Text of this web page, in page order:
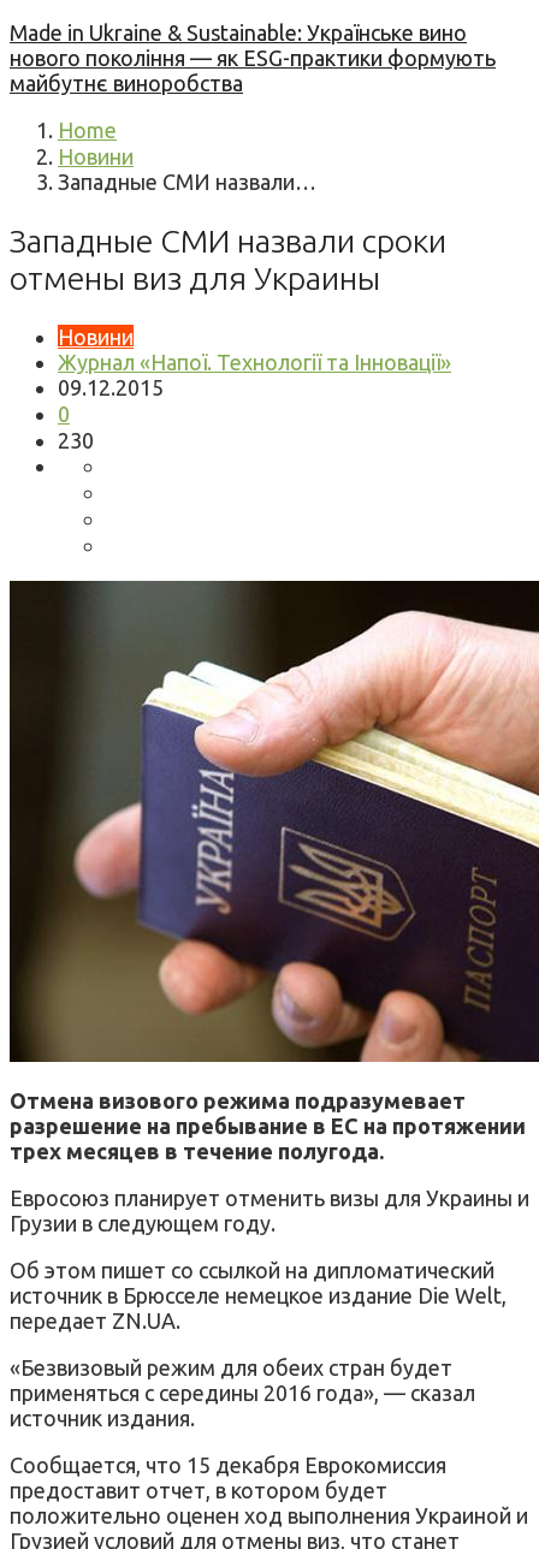
Made in Ukraine & Sustainable: Українське вино
нового покоління — як ESG-практики формують
майбутнє виноробства
Home
Новини
Западные СМИ назвали…
Западные СМИ назвали сроки
отмены виз для Украины
Новини
Журнал «Напої. Технології та Інновації»
09.12.2015
0
230
Отмена визового режима подразумевает
разрешение на пребывание в ЕС на протяжении
трех месяцев в течение полугода.
Евросоюз планирует отменить визы для Украины и
Грузии в следующем году.
Об этом пишет со ссылкой на дипломатический
источник в Брюсселе немецкое издание Die Welt,
передает ZN.UA.
«Безвизовый режим для обеих стран будет
применяться с середины 2016 года», — сказал
источник издания.
Сообщается, что 15 декабря Еврокомиссия
предоставит отчет, в котором будет
положительно оценен ход выполнения Украиной и
Грузией условий для отмены виз, что станет